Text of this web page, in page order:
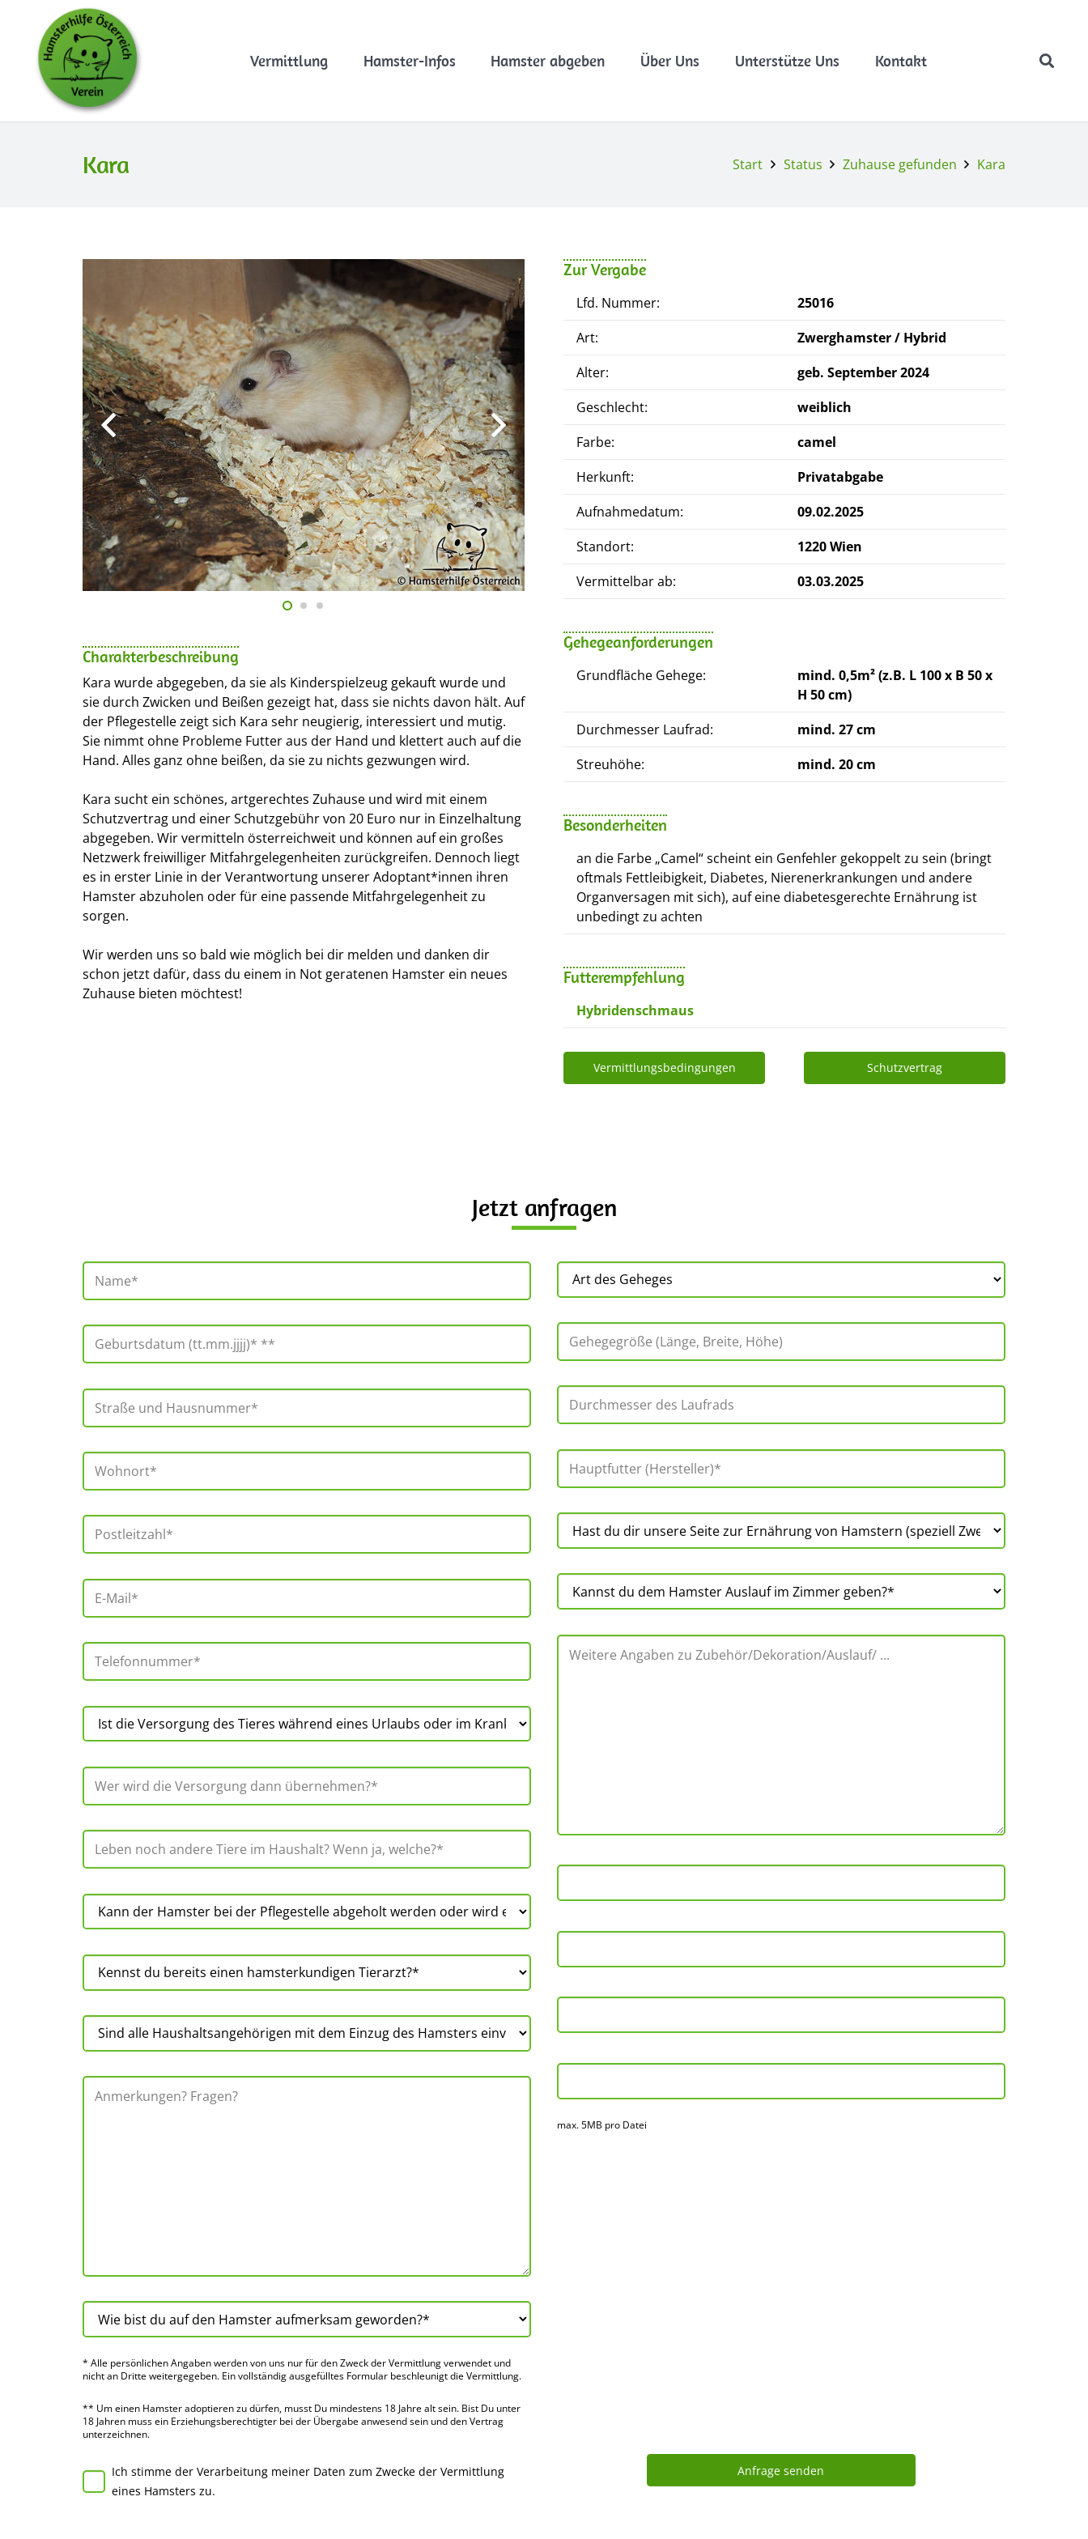
Vermittlung Hamster-Infos Hamster abgeben Über Uns Unterstütze Uns Kontakt
Kara Start Status Zuhause gefunden Kara
Charakterbeschreibung
Kara wurde abgegeben, da sie als Kinderspielzeug gekauft wurde und
sie durch Zwicken und Beißen gezeigt hat, dass sie nichts davon hält. Auf
der Pflegestelle zeigt sich Kara sehr neugierig, interessiert und mutig.
Sie nimmt ohne Probleme Futter aus der Hand und klettert auch auf die
Hand. Alles ganz ohne beißen, da sie zu nichts gezwungen wird.
Kara sucht ein schönes, artgerechtes Zuhause und wird mit einem
Schutzvertrag und einer Schutzgebühr von 20 Euro nur in Einzelhaltung
abgegeben. Wir vermitteln österreichweit und können auf ein großes
Netzwerk freiwilliger Mitfahrgelegenheiten zurückgreifen. Dennoch liegt
es in erster Linie in der Verantwortung unserer Adoptant*innen ihren
Hamster abzuholen oder für eine passende Mitfahrgelegenheit zu
sorgen.
Wir werden uns so bald wie möglich bei dir melden und danken dir
schon jetzt dafür, dass du einem in Not geratenen Hamster ein neues
Zuhause bieten möchtest!
Zur Vergabe
Lfd. Nummer: 25016
Art:
Zwerghamster / Hybrid
Alter:
geb. September 2024
Geschlecht:
weiblich
Farbe:
camel
Herkunft:
Privatabgabe
Aufnahmedatum:
09.02.2025
Standort:
1220 Wien
Vermittelbar ab:
03.03.2025
Gehegeanforderungen
Grundfläche Gehege:
mind. 0,5m² (z.B. L 100 x B 50 x
H 50 cm)
Durchmesser Laufrad:
mind. 27 cm
Streuhöhe:
mind. 20 cm
Besonderheiten
an die Farbe „Camel“ scheint ein Genfehler gekoppelt zu sein (bringt
oftmals Fettleibigkeit, Diabetes, Nierenerkrankungen und andere
Organversagen mit sich), auf eine diabetesgerechte Ernährung ist
unbedingt zu achten
Futterempfehlung
Hybridenschmaus
Vermittlungsbedingungen Schutzvertrag
Jetzt anfragen
* Alle persön­lichen Angaben werden von uns nur für den Zweck der Vermitt­lung verwendet und
nicht an Dritte weiter­gegeben. Ein voll­ständig ausge­fülltes Formular beschleu­nigt die Vermitt­lung.
** Um einen Hamster adoptieren zu dürfen, musst Du mindes­tens 18 Jahre alt sein. Bist Du unter
18 Jahren muss ein Erziehungs­berechtigter bei der Über­gabe anwes­end sein und den Vertrag
unter­zeichnen.
max. 5MB pro Datei
Ich stimme der Verarbeitung meiner Daten zum Zwecke der Vermittlung
eines Hamsters zu.